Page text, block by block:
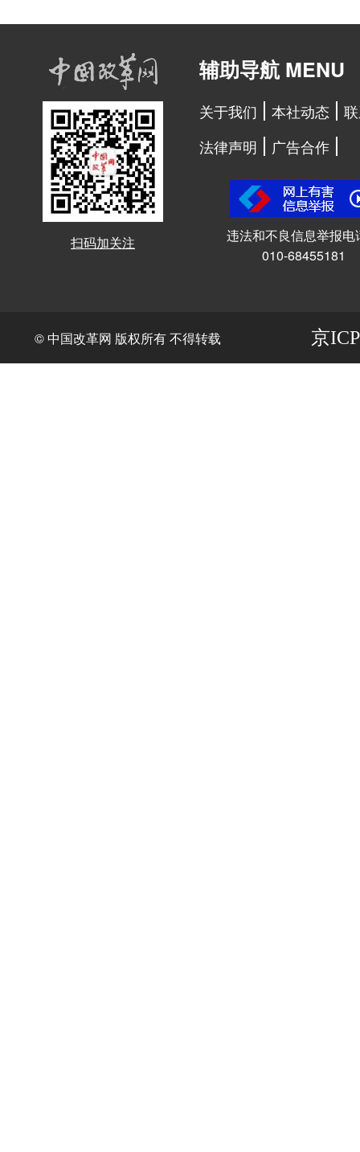
扫码加关注
辅助导航 MENU
关于我们 本社动态
法律声明
广告合作
违法和不良信息举报电
010-68455181
© 中国改革网 版权所有 不得转载 京